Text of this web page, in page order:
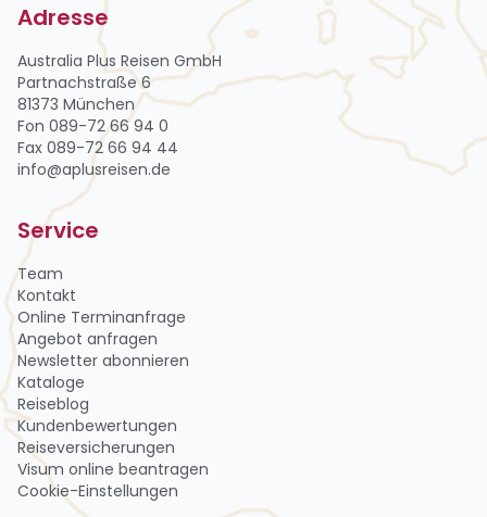
Adresse
Australia Plus Reisen GmbH
Partnachstraße 6
81373 München
Fon 089-72 66 94 0
Fax 089-72 66 94 44
info@aplusreisen.de
Service
Team
Kontakt
Online Terminanfrage
Angebot anfragen
Newsletter abon­nie­ren
Kataloge
Reiseblog
Kundenbewertungen
Reiseversicherungen
Visum online beantragen
Cookie-Einstellungen